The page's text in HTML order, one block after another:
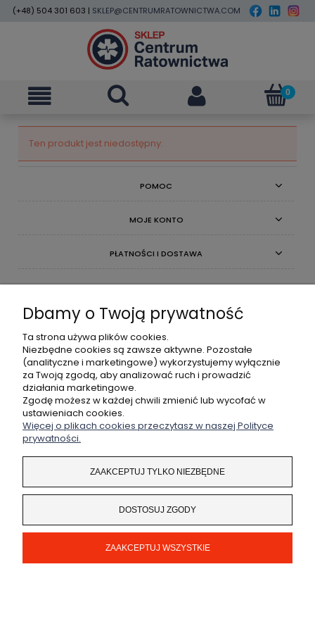
(+48) 504 301 603 | SKLEP@CENTRUMRATOWNICTWA.COM
Ten produkt jest niedostępny.
POMOC
MOJE KONTO
PŁATNOŚCI I DOSTAWA
INFORMACJE
O NAS
Coded by
POKAŻ PEŁNĄ WERSJĘ STRONY
Dbamy o Twoją prywatność
Ta strona używa plików cookies.
Niezbędne cookies są zawsze aktywne. Pozostałe
(analityczne i marketingowe) wykorzystujemy wyłącznie
za Twoją zgodą, aby analizować ruch i prowadzić
działania marketingowe.
Zgodę możesz w każdej chwili zmienić lub wycofać w
ustawieniach cookies.
Więcej o plikach cookies przeczytasz w naszej Polityce
prywatności.
ZAAKCEPTUJ TYLKO NIEZBĘDNE
DOSTOSUJ ZGODY
ZAAKCEPTUJ WSZYSTKIE